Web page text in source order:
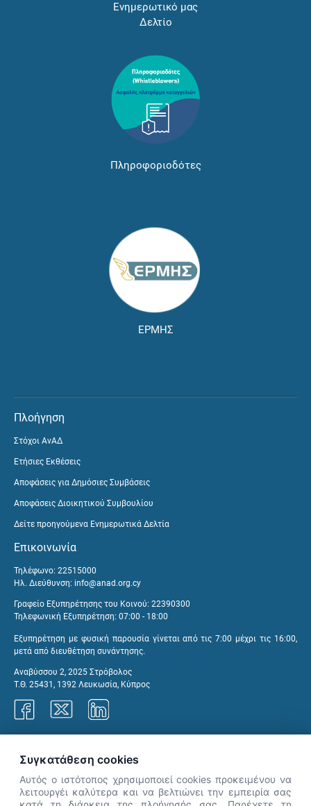
Ενημερωτικό μας
Δελτίο
Πληροφοριοδότες
ΕΡΜΗΣ
Πλοήγηση
Στόχοι ΑνΑΔ
Ετήσιες Εκθέσεις
Αποφάσεις για Δημόσιες Συμβάσεις
Αποφάσεις Διοικητικού Συμβουλίου
Δείτε προηγούμενα Ενημερωτικά Δελτία
Επικοινωνία
Τηλέφωνο: 22515000
Ηλ. Διεύθυνση: info@anad.org.cy
Γραφείο Εξυπηρέτησης του Κοινού: 22390300
Τηλεφωνική Εξυπηρέτηση: 07:00 - 18:00
Εξυπηρέτηση με φυσική παρουσία γίνεται από τις 7:00 μέχρι τις 16:00,
μετά από διευθέτηση συνάντησης.
Αναβύσσου 2, 2025 Στρόβολος
Τ.Θ. 25431, 1392 Λευκωσία, Κύπρος
Συγκατάθεση cookies
Αυτός ο ιστότοπος χρησιμοποιεί cookies προκειμένου να
λειτουργέι καλύτερα και να βελτιώνει την εμπειρία σας